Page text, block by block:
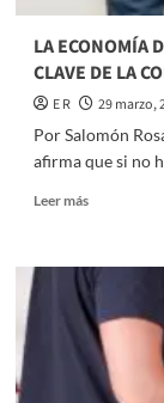
LA ECONOMÍA
CLAVE DE LA
E R
29 marzo,
Por Salomón
afirma que si no
Leer másRead
LA
ECONOMÍA
DEL
REGIONAL
ES